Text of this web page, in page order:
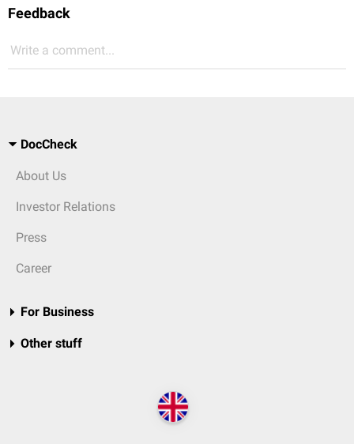
Feedback
Write a comment...
DocCheck
About Us
Investor Relations
Press
Career
For Business
Other stuff